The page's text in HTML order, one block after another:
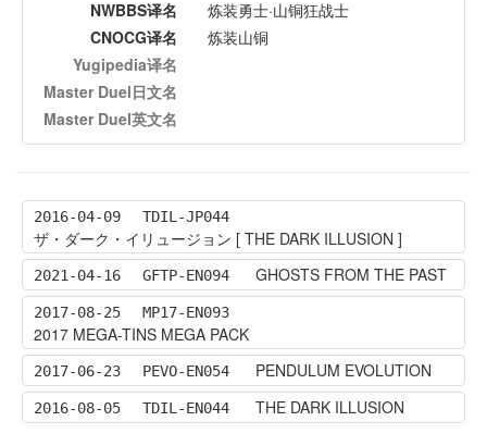
NWBBS译名
炼装勇士·山铜狂战士
CNOCG译名
炼装山铜
Yugipedia译名
Master Duel日文名
Master Duel英文名
2016-04-09 TDIL-JP044
ザ・ダーク・イリュージョン [ THE DARK ILLUSION ]
2021-04-16 GFTP-EN094 GHOSTS FROM THE PAST
2017-08-25 MP17-EN093
2017 MEGA-TINS MEGA PACK
2017-06-23 PEVO-EN054 PENDULUM EVOLUTION
2016-08-05 TDIL-EN044 THE DARK ILLUSION